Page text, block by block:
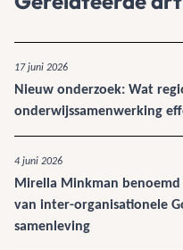
17 juni 2026
Nieuw onderzoek: Wat
onderwijssamenwerking
4 juni 2026
Mirella Minkman
van inter-organisationele
samenleving